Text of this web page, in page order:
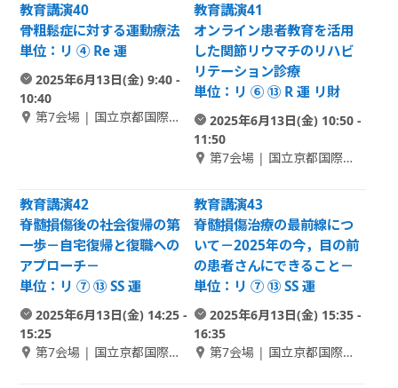
教育講演40
骨粗鬆症に対する運動療法
単位：リ ④ Re 運
2025年6月13日(金) 9:40 -
10:40
第7会場 | 国立京都国際会
教育講演41
オンライン患者教育を活用
した関節リウマチのリハビ
リテーション診療
単位：リ ⑥ ⑬ R 運 リ財
2025年6月13日(金) 10:50 -
11:50
第7会場 | 国立京都国際会
教育講演42
脊髄損傷後の社会復帰の第
一歩－自宅復帰と復職への
アプローチ－
単位：リ ⑦ ⑬ SS 運
2025年6月13日(金) 14:25 -
15:25
第7会場 | 国立京都国際会
教育講演43
脊髄損傷治療の最前線につ
いて－2025年の今，目の前
の患者さんにできること－
単位：リ ⑦ ⑬ SS 運
2025年6月13日(金) 15:35 -
16:35
第7会場 | 国立京都国際会